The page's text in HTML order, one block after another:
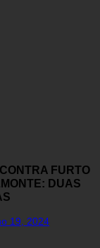
FURTO
DUAS
19, 2024